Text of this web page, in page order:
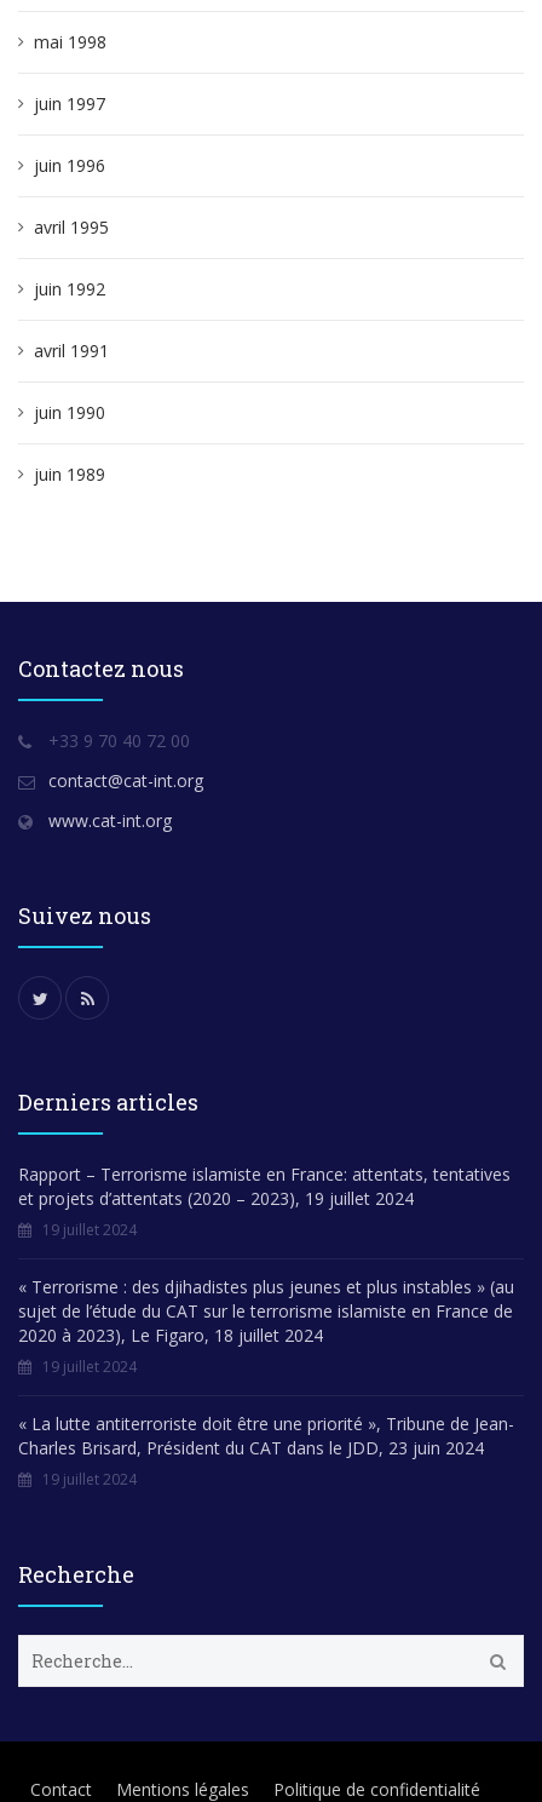
mai 1998
juin 1997
juin 1996
avril 1995
juin 1992
avril 1991
juin 1990
juin 1989
Contactez nous
+33 9 70 40 72 00
contact@cat-int.org
www.cat-int.org
Suivez nous
Derniers articles
Rapport – Terrorisme islamiste en France: attentats, tentatives
et projets d’attentats (2020 – 2023), 19 juillet 2024
19 juillet 2024
« Terrorisme : des djihadistes plus jeunes et plus instables » (au
sujet de l’étude du CAT sur le terrorisme islamiste en France de
2020 à 2023), Le Figaro, 18 juillet 2024
19 juillet 2024
« La lutte antiterroriste doit être une priorité », Tribune de Jean-
Charles Brisard, Président du CAT dans le JDD, 23 juin 2024
19 juillet 2024
Recherche
c
e
Contact Mentions légales Politique de confidentialité